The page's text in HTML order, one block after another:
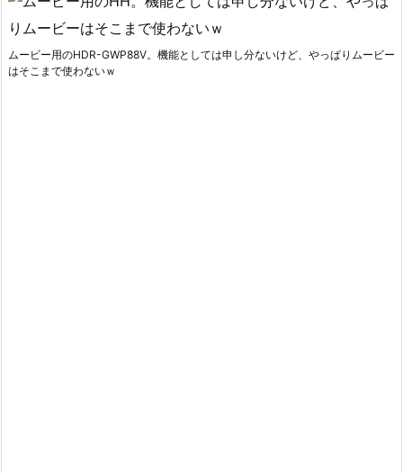
ムービー用のHDR-GWP88V。機能としては申し分ないけど、やっぱりムービー
はそこまで使わないｗ